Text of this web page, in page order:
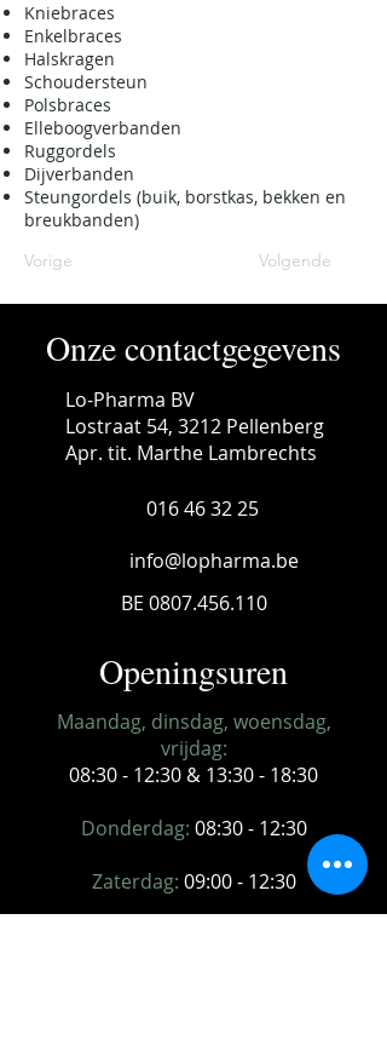
Kniebraces
Enkelbraces
Halskragen
Schoudersteun
Polsbraces
Elleboogverbanden
Ruggordels
Dijverbanden
Steungordels (buik, borstkas, bekken en
breukbanden)
Vorige Volgende
Onze contactgegevens
Lo-Pharma BV
Lostraat 54, 3212 Pellenberg
Apr. tit. Marthe Lambrechts
016 46 32 25
info@lopharma.be
BE 0807.456.110
Openingsuren
Maandag, dinsdag, woensdag,
vrijdag:
08:30 - 12:30 & 13:30 - 18:30
Donderdag: 08:30 - 12:30
Zaterdag: 09:00 - 12:30